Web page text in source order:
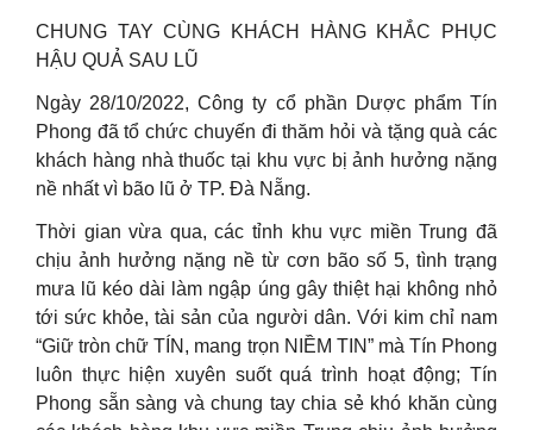
CHUNG TAY CÙNG KHÁCH HÀNG KHẮC PHỤC
HẬU QUẢ SAU LŨ
Ngày 28/10/2022, Công ty cổ phần Dược phẩm Tín
Phong đã tổ chức chuyến đi thăm hỏi và tặng quà các
khách hàng nhà thuốc tại khu vực bị ảnh hưởng nặng
nề nhất vì bão lũ ở TP. Đà Nẵng.
Thời gian vừa qua, các tỉnh khu vực miền Trung đã
chịu ảnh hưởng nặng nề từ cơn bão số 5, tình trạng
mưa lũ kéo dài làm ngập úng gây thiệt hại không nhỏ
tới sức khỏe, tài sản của người dân. Với kim chỉ nam
“Giữ tròn chữ TÍN, mang trọn NIỀM TIN” mà Tín Phong
luôn thực hiện xuyên suốt quá trình hoạt động; Tín
Phong sẵn sàng và chung tay chia sẻ khó khăn cùng